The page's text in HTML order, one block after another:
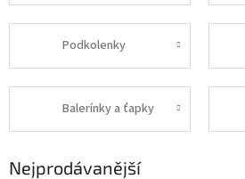
Podkolenky
Balerínky a ťapky
Nejprodávanější